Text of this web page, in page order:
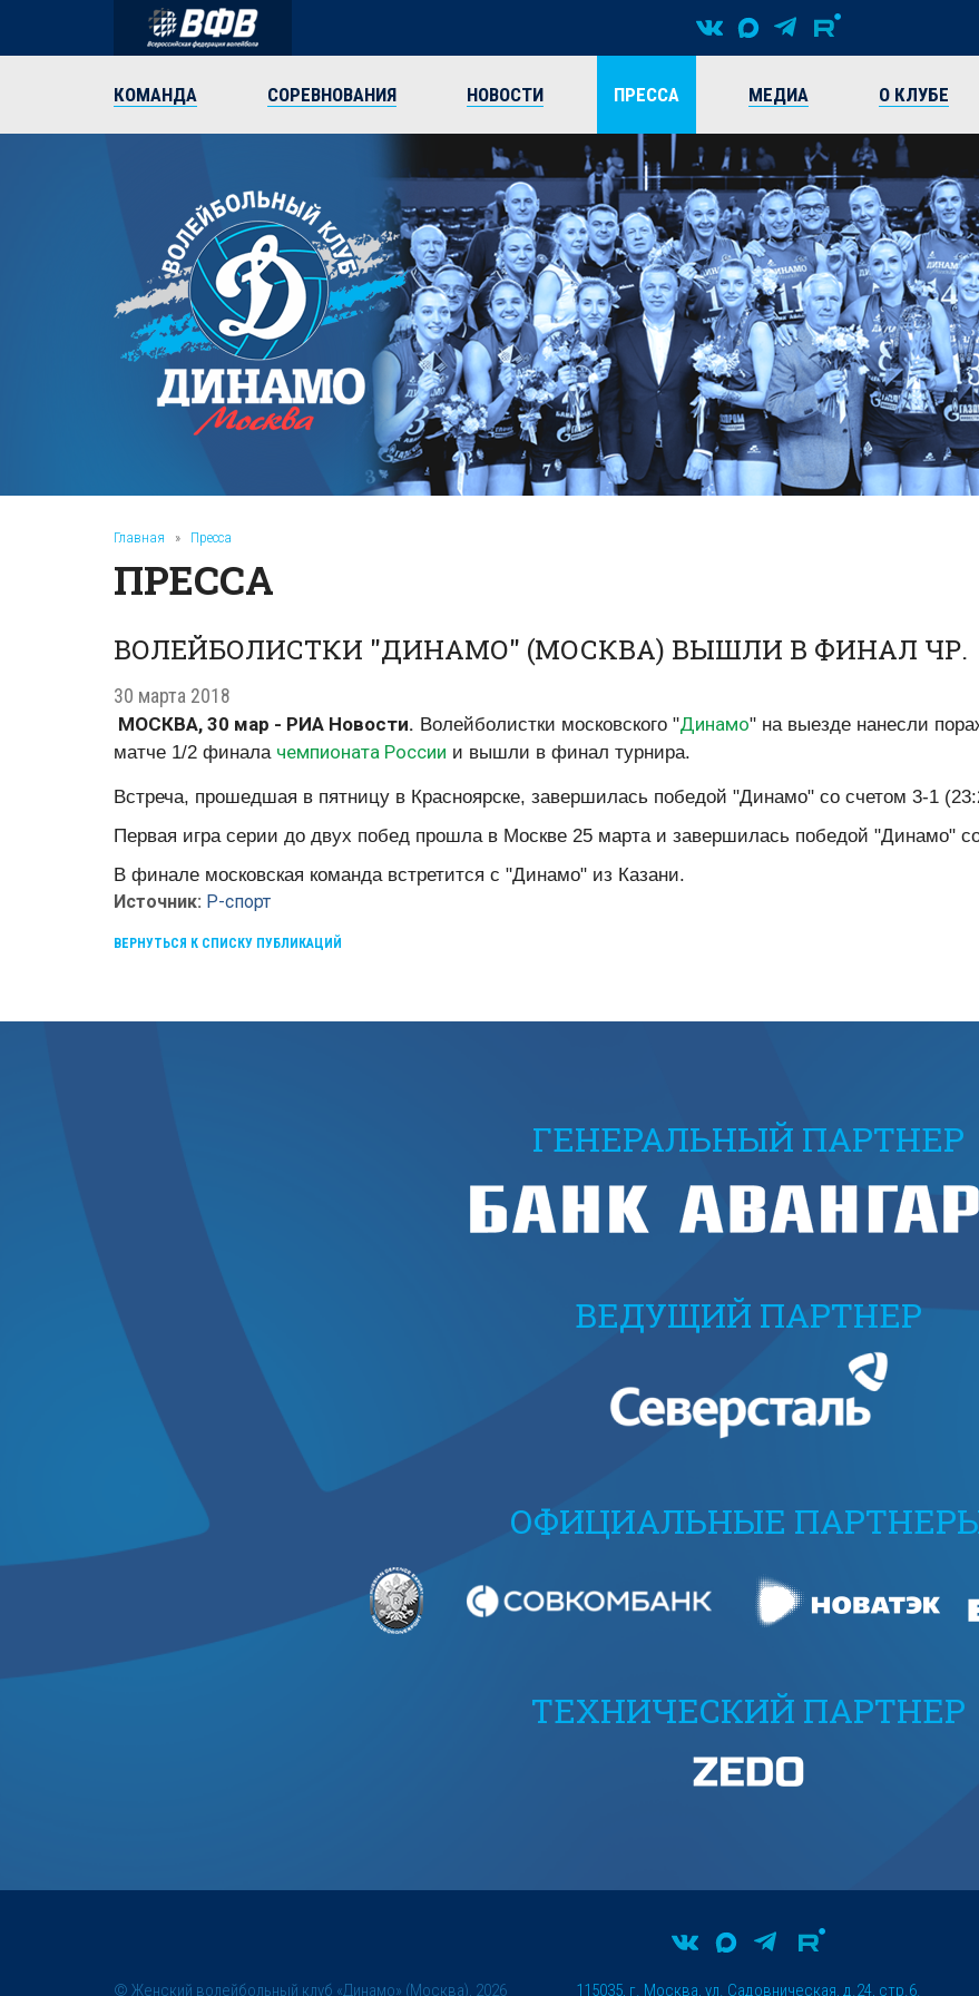
КОМАНДА СОРЕВНОВАНИЯ НОВОСТИ ПРЕССА МЕДИА О КЛУБЕ
Главная » Пресса
ПРЕССА
ВОЛЕЙБОЛИСТКИ "ДИНАМО" (МОСКВА) ВЫШЛИ В ФИНАЛ ЧР.
30 марта 2018
МОСКВА, 30 мар - РИА Новости. Волейболистки московского "Динамо" на выезде нанесли
матче 1/2 финала чемпионата России и вышли в финал турнира.
Встреча, прошедшая в пятницу в Красноярске, завершилась победой "Динамо" со счетом 3-1
Первая игра серии до двух побед прошла в Москве 25 марта и завершилась победой "Динамо"
В финале московская команда встретится с "Динамо" из Казани.
Источник: Р-спорт
ВЕРНУТЬСЯ К СПИСКУ ПУБЛИКАЦИЙ
ГЕНЕРАЛЬНЫЙ ПАРТНЕР
ВЕДУЩИЙ ПАРТНЕР
ОФИЦИАЛЬНЫЕ
ТЕХНИЧЕСКИЙ ПАРТНЕР
© Женский волейбольный клуб «Динамо» (Москва), 2026 115035, г. Москва, ул. Садовническая, д.24, стр.6.